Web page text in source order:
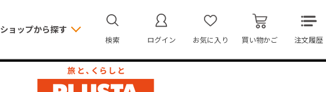
ショップから探す
検索 ログイン お気に入り 買い物かご 注文履歴